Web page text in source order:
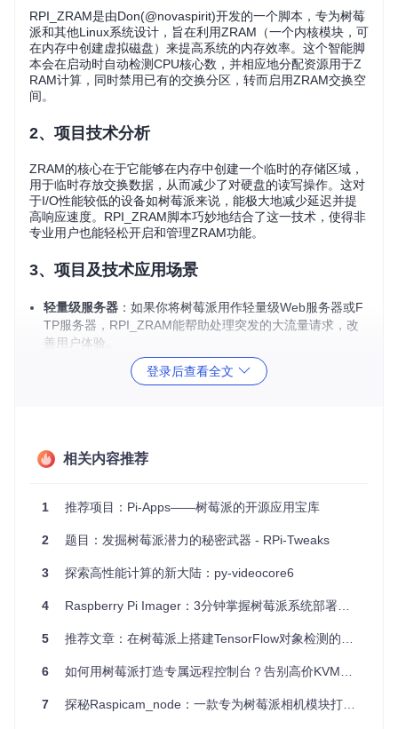
RPI_ZRAM是由Don(@novaspirit)开发的一个脚本，专为树莓
派和其他Linux系统设计，旨在利用ZRAM（一个内核模块，可
在内存中创建虚拟磁盘）来提高系统的内存效率。这个智能脚
本会在启动时自动检测CPU核心数，并相应地分配资源用于Z
RAM计算，同时禁用已有的交换分区，转而启用ZRAM交换空
间。
2、项目技术分析
ZRAM的核心在于它能够在内存中创建一个临时的存储区域，
用于临时存放交换数据，从而减少了对硬盘的读写操作。这对
于I/O性能较低的设备如树莓派来说，能极大地减少延迟并提
高响应速度。RPI_ZRAM脚本巧妙地结合了这一技术，使得非
专业用户也能轻松开启和管理ZRAM功能。
3、项目及技术应用场景
轻量级服务器 ：如果你将树莓派用作轻量级Web服务器或F
TP服务器，RPI_ZRAM能帮助处理突发的大流量请求，改
善用户体验。
：在物联网环境中，设备往往需要快速处理大量小
数据，ZRAM可以提供更快的数据交换，增强实时性。
4、项目特点
作原理。
调整。
每次系统启动时自动运行。
的效果，直观了解系统状态。
立即尝试RPI_ZRAM吧，让您的树莓派焕发新的活力，享受更
登录后查看全文
相关内容推荐
1 推荐项目：Pi-Apps——树莓派的开源应用宝库
2 题目：发掘树莓派潜力的秘密武器 - RPi-Tweaks
3 探索高性能计算的新大陆：py-videocore6
4 Raspberry Pi Imager：3分钟掌握树莓派系统部署的终极秘籍
5 推荐文章：在树莓派上搭建TensorFlow对象检测的奇妙之旅
6 如何用树莓派打造专属远程控制台？告别高价KVM的省钱方案
7 探秘Raspicam_node：一款专为树莓派相机模块打造的ROS节点